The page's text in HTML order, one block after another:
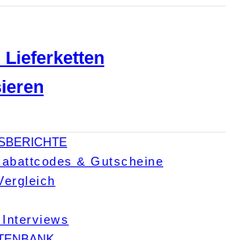
& Gutscheine